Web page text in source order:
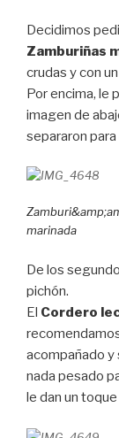
Decidimos
Zamburiñas
crudas y con
Por encima, le
imagen de
separaron
marinada
De los
pichón.
El Cordero
acompañado y
nada pesado
le dan un